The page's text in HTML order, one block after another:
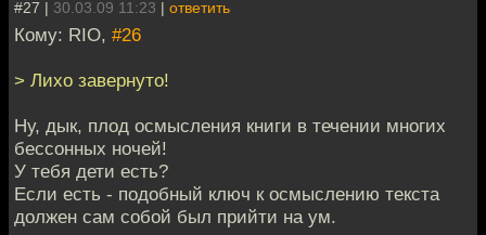
#27 | 30.03.09 11:23 | ответить
Кому: RIO, #26
> Лихо завернуто!
Ну, дык, плод осмысления книги в течении многих
бессонных ночей!
У тебя дети есть?
Если есть - подобный ключ к осмыслению текста
должен сам собой был прийти на ум.